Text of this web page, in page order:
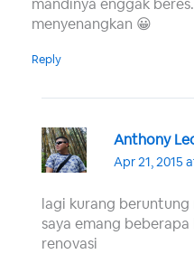
menyenangkan 😀
Reply
Anthony
Apr 21, 2015
lagi kurang beruntung
saya emang
renovasi